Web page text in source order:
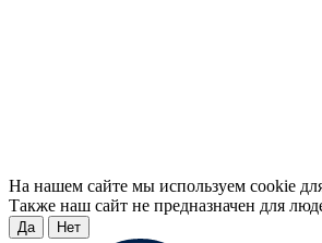
На нашем сайте мы используем cookie
Также наш сайт не предназначен для
Да Нет